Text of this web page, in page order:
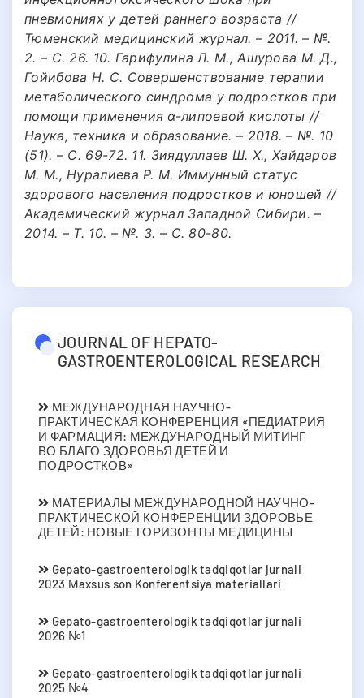
пневмониях у детей раннего возраста //
Тюменский медицинский журнал. – 2011. – №.
2. – С. 26. 10. Гарифулина Л. М., Ашурова М. Д.,
Гойибова Н. С. Совершенствование терапии
метаболического синдрома у подростков при
помощи применения α-липоевой кислоты //
Наука, техника и образование. – 2018. – №. 10
(51). – С. 69-72. 11. Зиядуллаев Ш. Х., Хайдаров
М. М., Нуралиева Р. М. Иммунный статус
здорового населения подростков и юношей //
Академический журнал Западной Сибири. –
2014. – Т. 10. – №. 3. – С. 80-80.
JOURNAL OF HEPATO-
GASTROENTEROLOGICAL RESEARCH
МЕЖДУНАРОДНАЯ НАУЧНО-
ПРАКТИЧЕСКАЯ КОНФЕРЕНЦИЯ «ПЕДИАТРИЯ
И ФАРМАЦИЯ: МЕЖДУНАРОДНЫЙ МИТИНГ
ВО БЛАГО ЗДОРОВЬЯ ДЕТЕЙ И
ПОДРОСТКОВ»
МАТЕРИАЛЫ МЕЖДУНАРОДНОЙ НАУЧНО-
ПРАКТИЧЕСКОЙ КОНФЕРЕНЦИИ ЗДОРОВЬЕ
ДЕТЕЙ: НОВЫЕ ГОРИЗОНТЫ МЕДИЦИНЫ
Gepato-gastroenterologik tadqiqotlar jurnali
2023 Мaxsus son Konferentsiya materiallari
Gepato-gastroenterologik tadqiqotlar jurnali
2026 №1
Gepato-gastroenterologik tadqiqotlar jurnali
2025 №4